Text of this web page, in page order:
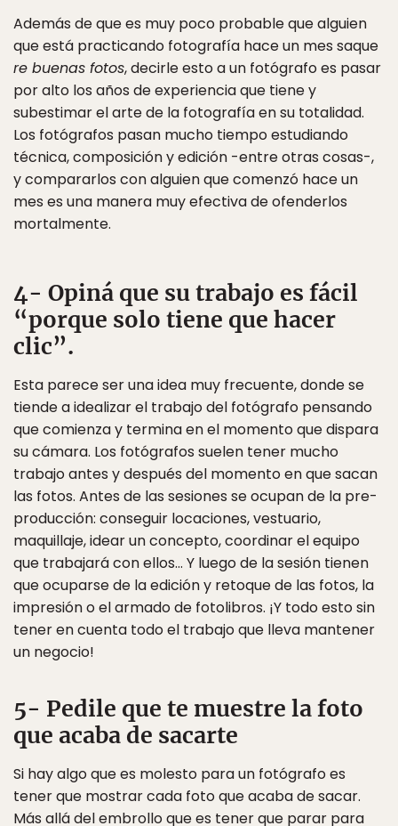
Además de que es muy poco probable que alguien
que está practicando fotografía hace un mes saque
re buenas fotos, decirle esto a un fotógrafo es pasar
por alto los años de experiencia que tiene y
subestimar el arte de la fotografía en su totalidad.
Los fotógrafos pasan mucho tiempo estudiando
técnica, composición y edición -entre otras cosas-,
y compararlos con alguien que comenzó hace un
mes es una manera muy efectiva de ofenderlos
mortalmente.
4- Opiná que su trabajo es fácil
“porque solo tiene que hacer
clic”.
Esta parece ser una idea muy frecuente, donde se
tiende a idealizar el trabajo del fotógrafo pensando
que comienza y termina en el momento que dispara
su cámara. Los fotógrafos suelen tener mucho
trabajo antes y después del momento en que sacan
las fotos. Antes de las sesiones se ocupan de la pre-
producción: conseguir locaciones, vestuario,
maquillaje, idear un concepto, coordinar el equipo
que trabajará con ellos… Y luego de la sesión tienen
que ocuparse de la edición y retoque de las fotos, la
impresión o el armado de fotolibros. ¡Y todo esto sin
tener en cuenta todo el trabajo que lleva mantener
un negocio!
5- Pedile que te muestre la foto
que acaba de sacarte
Si hay algo que es molesto para un fotógrafo es
tener que mostrar cada foto que acaba de sacar.
Más allá del embrollo que es tener que parar para